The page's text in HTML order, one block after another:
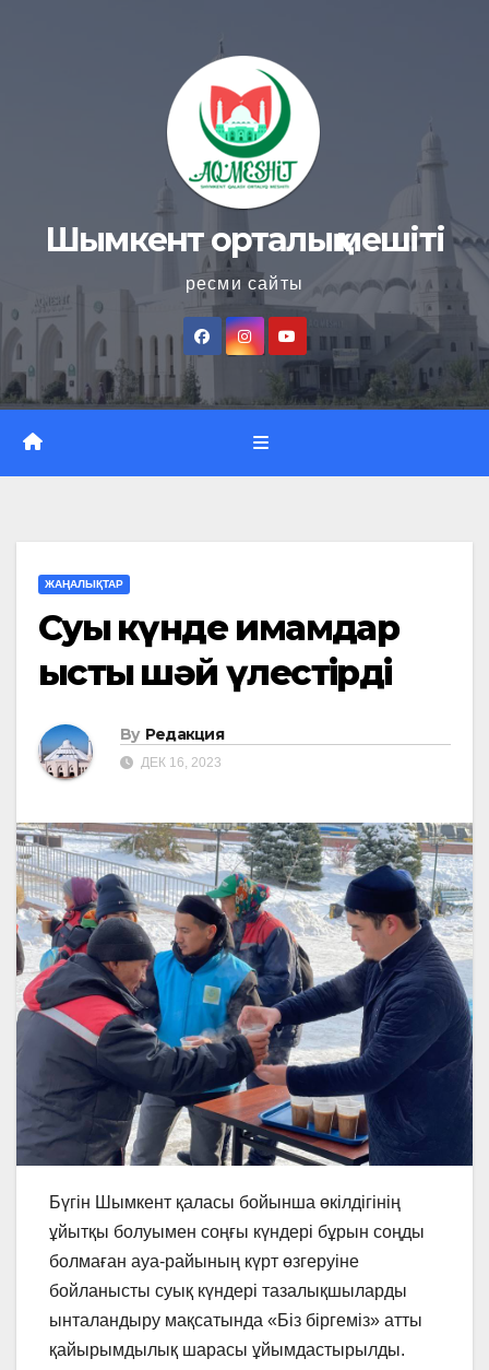
Шымкент орталық мешіті
ресми сайты
ЖАҢАЛЫҚТАР
Суық күнде имамдар
ыстық шәй үлестірді
By Редакция
ДЕК 16, 2023
Бүгін Шымкент қаласы бойынша өкілдігінің
ұйытқы болуымен соңғы күндері бұрын соңды
болмаған ауа-райының күрт өзгеруіне
бойланысты суық күндері тазалықшыларды
ынталандыру мақсатында «Біз біргеміз» атты
қайырымдылық шарасы ұйымдастырылды.